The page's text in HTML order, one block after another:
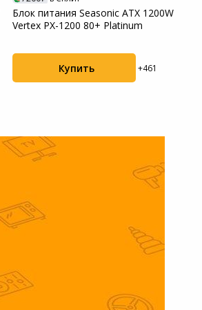
Блок питания Seasonic ATX 1200W
Vertex PX-1200 80+ Platinum
Купить +461